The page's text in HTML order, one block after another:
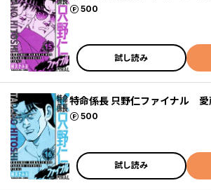
500
ポイント
試し読み
特命係長 只野仁ファイナル
500
ポイント
試し読み